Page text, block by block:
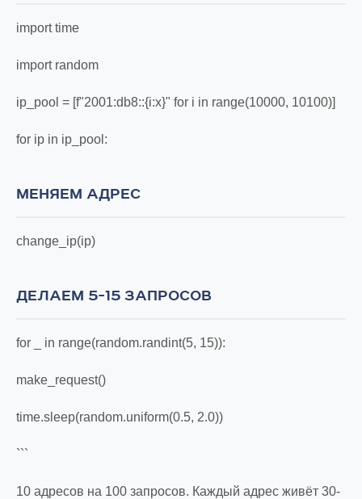
import time
import random
ip_pool = [f"2001:db8::{i:x}" for i in range(10000, 10100)]
for ip in ip_pool:
МЕНЯЕМ АДРЕС
change_ip(ip)
ДЕЛАЕМ 5-15 ЗАПРОСОВ
for _ in range(random.randint(5, 15)):
make_request()
time.sleep(random.uniform(0.5, 2.0))
```
10 адресов на 100 запросов. Каждый адрес живёт 30-